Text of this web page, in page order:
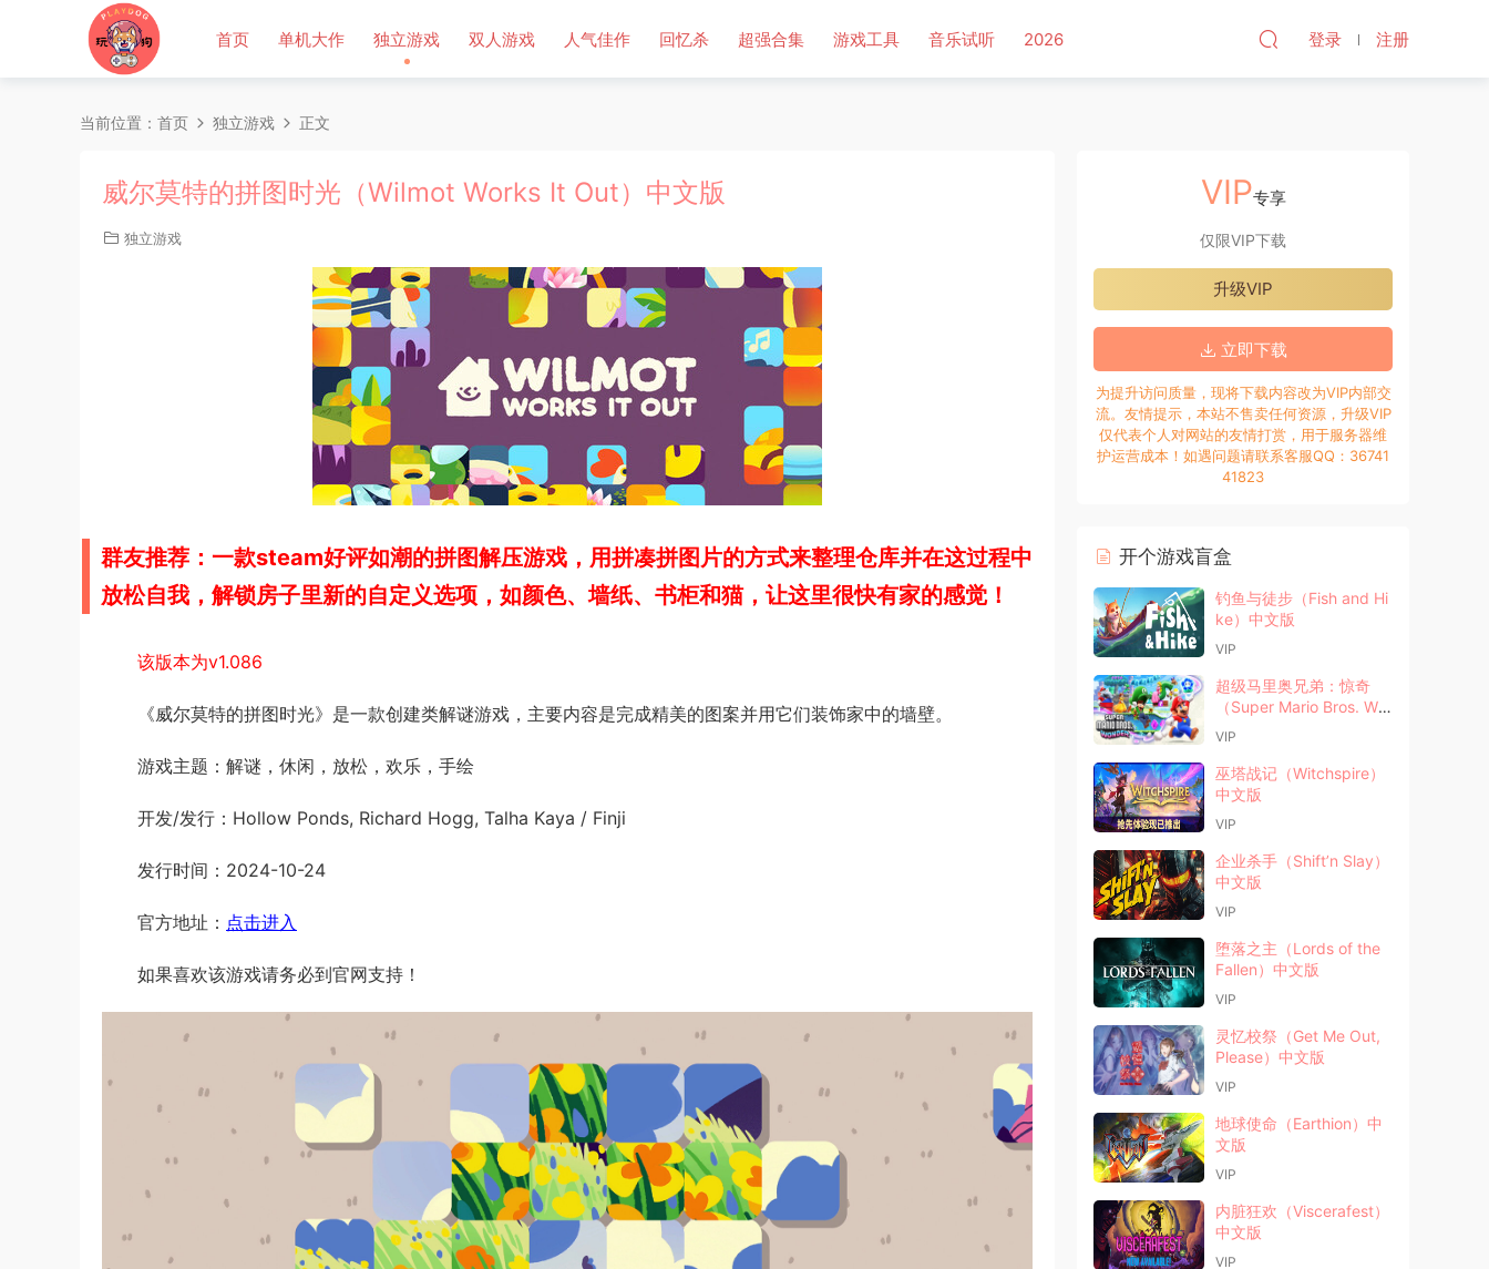
首页 单机大作 独立游戏 双人游戏 人气佳作 回忆杀 超强合集 游戏工具 音乐试听 2026 登录 注册
当前位置： 首页 独立游戏 正文
威尔莫特的拼图时光（Wilmot Works It Out）中文版
独立游戏
群友推荐：一款steam好评如潮的拼图解压游戏，用拼凑拼图片的方式来整理仓库并在这过程中
放松自我，解锁房子里新的自定义选项，如颜色、墙纸、书柜和猫，让这里很快有家的感觉！
该版本为v1.086
《威尔莫特的拼图时光》是一款创建类解谜游戏，主要内容是完成精美的图案并用它们装饰家中的墙壁。
游戏主题：解谜，休闲，放松，欢乐，手绘
开发/发行：Hollow Ponds, Richard Hogg, Talha Kaya / Finji
发行时间：2024-10-24
官方地址： 点击进入
如果喜欢该游戏请务必到官网支持！
VIP专享
仅限VIP下载
升级VIP
立即下载
为提升访问质量，现将下载内容改为VIP内部交
流。友情提示，本站不售卖任何资源，升级VIP
仅代表个人对网站的友情打赏，用于服务器维
护运营成本！如遇问题请联系客服QQ：36741
41823
开个游戏盲盒
钓鱼与徒步（Fish and Hi
ke）中文版
VIP
超级马里奥兄弟：惊奇
（Super Mario Bros. Wo
nder）中文版
VIP
巫塔战记（Witchspire）
中文版
VIP
企业杀手（Shift’n Slay）
中文版
VIP
堕落之主（Lords of the
Fallen）中文版
VIP
灵忆校祭（Get Me Out,
Please）中文版
VIP
地球使命（Earthion）中
文版
VIP
内脏狂欢（Viscerafest）
中文版
VIP